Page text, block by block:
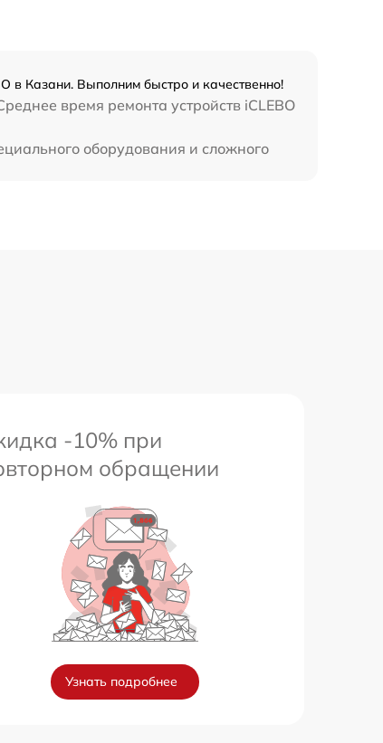
в Казани. Выполним быстро и качественно!
время ремонта устройств iCLEBO
оборудования и сложного
-10% при
обращении
Узнать подробнее